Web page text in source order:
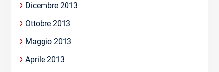
Dicembre 2013
Ottobre 2013
Maggio 2013
Aprile 2013